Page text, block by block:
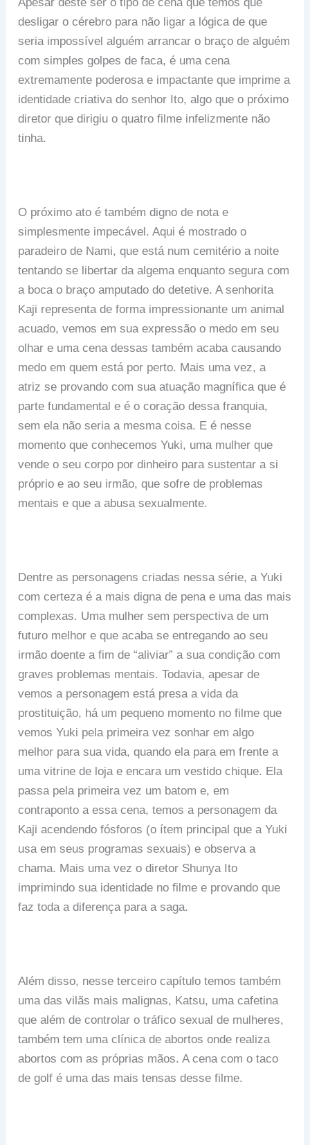
desligar o cérebro para não ligar a lógica de que
seria impossível alguém arrancar o braço de alguém
com simples golpes de faca, é uma cena
extremamente poderosa e impactante que imprime a
identidade criativa do senhor Ito, algo que o próximo
diretor que dirigiu o quatro filme infelizmente não
tinha.
O próximo ato é também digno de nota e
simplesmente impecável. Aqui é mostrado o
paradeiro de Nami, que está num cemitério a noite
tentando se libertar da algema enquanto segura com
a boca o braço amputado do detetive. A senhorita
Kaji representa de forma impressionante um animal
acuado, vemos em sua expressão o medo em seu
olhar e uma cena dessas também acaba causando
medo em quem está por perto. Mais uma vez, a
atriz se provando com sua atuação magnífica que é
parte fundamental e é o coração dessa franquia,
sem ela não seria a mesma coisa. E é nesse
momento que conhecemos Yuki, uma mulher que
vende o seu corpo por dinheiro para sustentar a si
próprio e ao seu irmão, que sofre de problemas
mentais e que a abusa sexualmente.
Dentre as personagens criadas nessa série, a Yuki
com certeza é a mais digna de pena e uma das mais
complexas. Uma mulher sem perspectiva de um
futuro melhor e que acaba se entregando ao seu
irmão doente a fim de “aliviar” a sua condição com
graves problemas mentais. Todavia, apesar de
vemos a personagem está presa a vida da
prostituição, há um pequeno momento no filme que
vemos Yuki pela primeira vez sonhar em algo
melhor para sua vida, quando ela para em frente a
uma vitrine de loja e encara um vestido chique. Ela
passa pela primeira vez um batom e, em
contraponto a essa cena, temos a personagem da
Kaji acendendo fósforos (o ítem principal que a Yuki
usa em seus programas sexuais) e observa a
chama. Mais uma vez o diretor Shunya Ito
imprimindo sua identidade no filme e provando que
faz toda a diferença para a saga.
Além disso, nesse terceiro capítulo temos também
uma das vilãs mais malignas, Katsu, uma cafetina
que além de controlar o tráfico sexual de mulheres,
também tem uma clínica de abortos onde realiza
abortos com as próprias mãos. A cena com o taco
de golf é uma das mais tensas desse filme.